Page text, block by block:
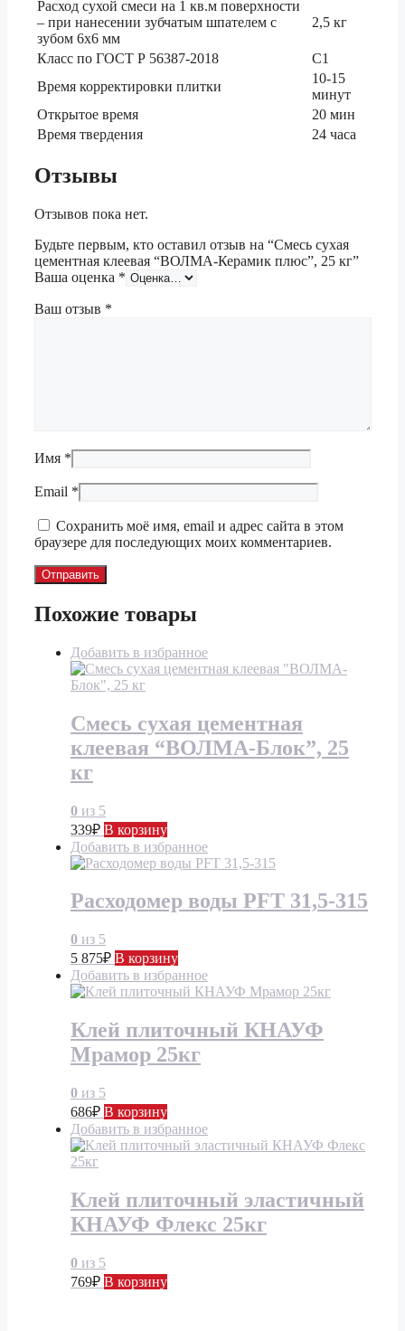
Расход сухой смеси на 1 кв.м поверхности
– при нанесении зубчатым шпателем с
зубом 6х6 мм
2,5 кг
Класс по ГОСТ Р 56387-2018
C1
Время корректировки плитки
10-15
минут
Открытое время
20 мин
Время твердения
24 часа
Отзывы
Отзывов пока нет.
Будьте первым, кто оставил отзыв на “Смесь сухая
цементная клеевая “ВОЛМА-Керамик плюс”, 25 кг”
Ваша оценка *
Ваш отзыв *
Имя *
Email *
Сохранить моё имя, email и адрес сайта в этом
браузере для последующих моих комментариев.
Похожие товары
Добавить в избранное
Смесь сухая цементная
клеевая “ВОЛМА-Блок”, 25
кг
0 из 5
339₽ В корзину
Добавить в избранное
Расходомер воды PFT 31,5-315
0 из 5
5 875₽ В корзину
Добавить в избранное
Клей плиточный КНАУФ
Мрамор 25кг
0 из 5
686₽ В корзину
Добавить в избранное
Клей плиточный эластичный
КНАУФ Флекс 25кг
0 из 5
769₽ В корзину